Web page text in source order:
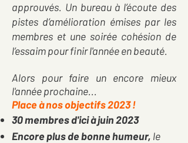
approuvés. Un bureau à l’écoute des
pistes d’amélioration émises par les
membres et une soirée cohésion de
l’essaim pour finir l'année en beauté.
Alors pour faire un encore mieux
l'année prochaine...
Place à nos objectifs 2023 !
30 membres d'ici à juin 2023
Encore plus de bonne humeur, le